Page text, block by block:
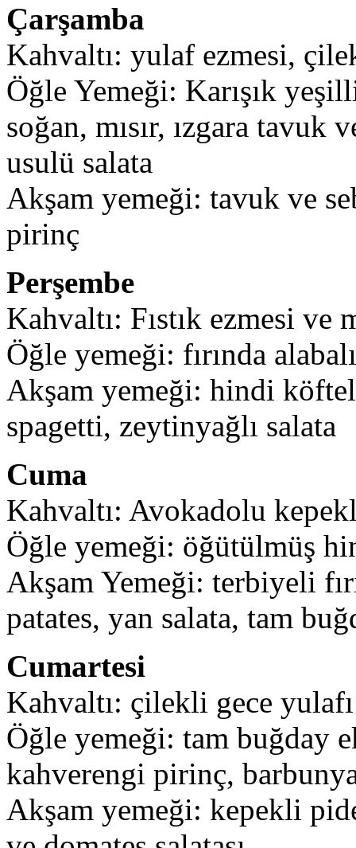
Çarşamba
Kahvaltı: yulaf ezmesi,
Öğle Yemeği: Karışık
soğan, mısır, ızgara tavuk
usulü salata
Akşam yemeği: tavuk ve
pirinç
Perşembe
Kahvaltı: Fıstık ezmesi ve
Öğle yemeği: fırında
Akşam yemeği: hindi
spagetti, zeytinyağlı salata
Cuma
Kahvaltı: Avokadolu
Öğle yemeği: öğütülmüş
Akşam Yemeği: terbiyeli
patates, yan salata, tam
Cumartesi
Kahvaltı: çilekli gece yulafı
Öğle yemeği: tam buğday
kahverengi pirinç,
Akşam yemeği: kepekli